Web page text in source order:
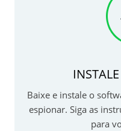
Baixe e instale o
espionar. Siga as
para